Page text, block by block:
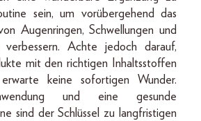
sein, um vorübergehend das
Augenringen, Schwellungen und
Achte jedoch darauf,
mit den richtigen Inhaltsstoffen
keine sofortigen Wunder.
und eine gesunde
sind der Schlüssel zu langfristigen